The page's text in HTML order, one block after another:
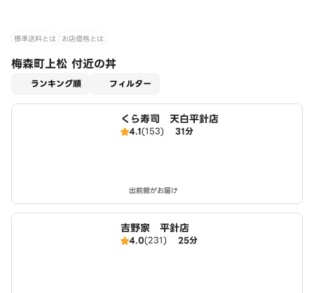
標準送料とは お店価格とは
梅森町上松 付近の丼
ランキング順 フィルター
くら寿司 天白平針店
4.1(153) 31分
出前館がお届け
吉野家 平針店
4.0(231) 25分